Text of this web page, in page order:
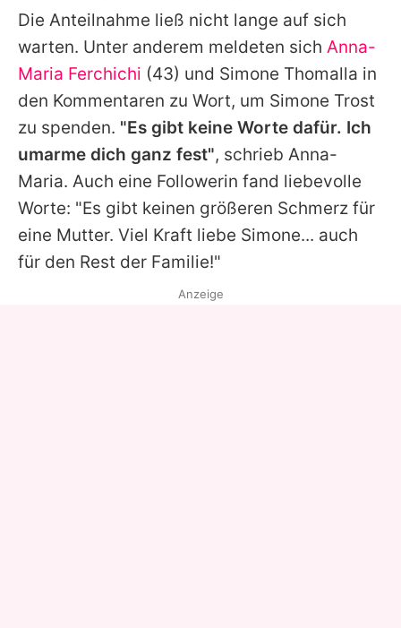
Die Anteilnahme ließ nicht lange auf sich
warten. Unter anderem meldeten sich Anna-
Maria Ferchichi (43) und Simone Thomalla in
den Kommentaren zu Wort, um Simone Trost
zu spenden. "Es gibt keine Worte dafür. Ich
umarme dich ganz fest", schrieb Anna-
Maria. Auch eine Followerin fand liebevolle
Worte: "Es gibt keinen größeren Schmerz für
eine Mutter. Viel Kraft liebe Simone... auch
für den Rest der Familie!"
Anzeige